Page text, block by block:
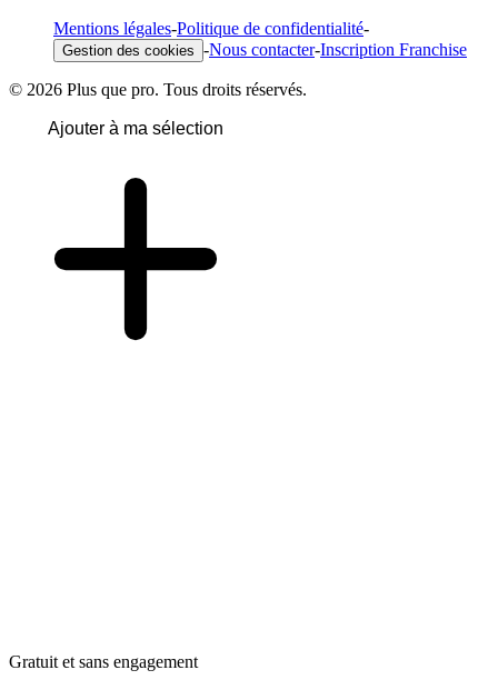
Mentions légales-Politique de confidentialité-
Gestion des cookies -Nous contacter-Inscription Franchise
© 2026 Plus que pro. Tous droits réservés.
Ajouter à ma sélection
Gratuit et sans engagement